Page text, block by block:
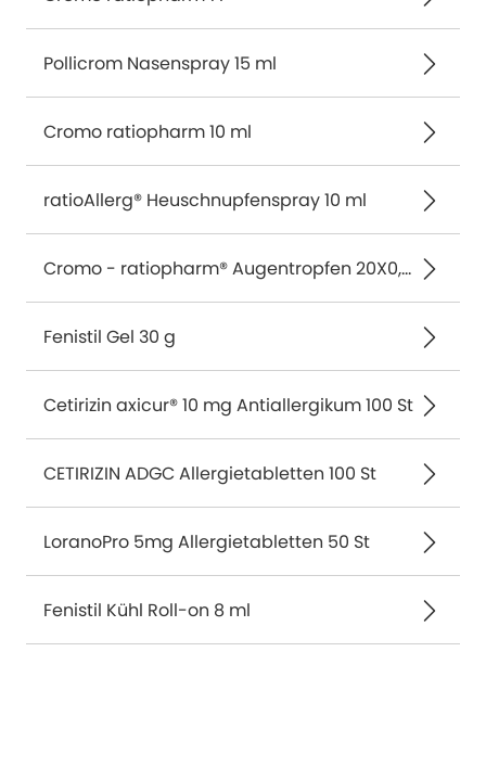
Pollicrom Nasenspray 15 ml
Cromo ratiopharm 10 ml
ratioAllerg® Heuschnupfenspray 10 ml
Cromo - ratiopharm® Augentropfen 20X0,5 ml
Fenistil Gel 30 g
Cetirizin axicur® 10 mg Antiallergikum 100 St
CETIRIZIN ADGC Allergietabletten 100 St
LoranoPro 5mg Allergietabletten 50 St
Fenistil Kühl Roll-on 8 ml